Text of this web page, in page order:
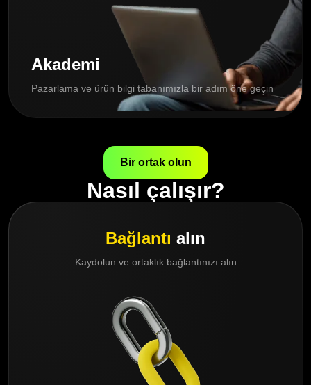
Akademi
Pazarlama ve ürün bilgi tabanımızla bir adım öne geçin
Bir ortak olun
Nasıl çalışır?
Bağlantı alın
Kaydolun ve ortaklık bağlantınızı alın